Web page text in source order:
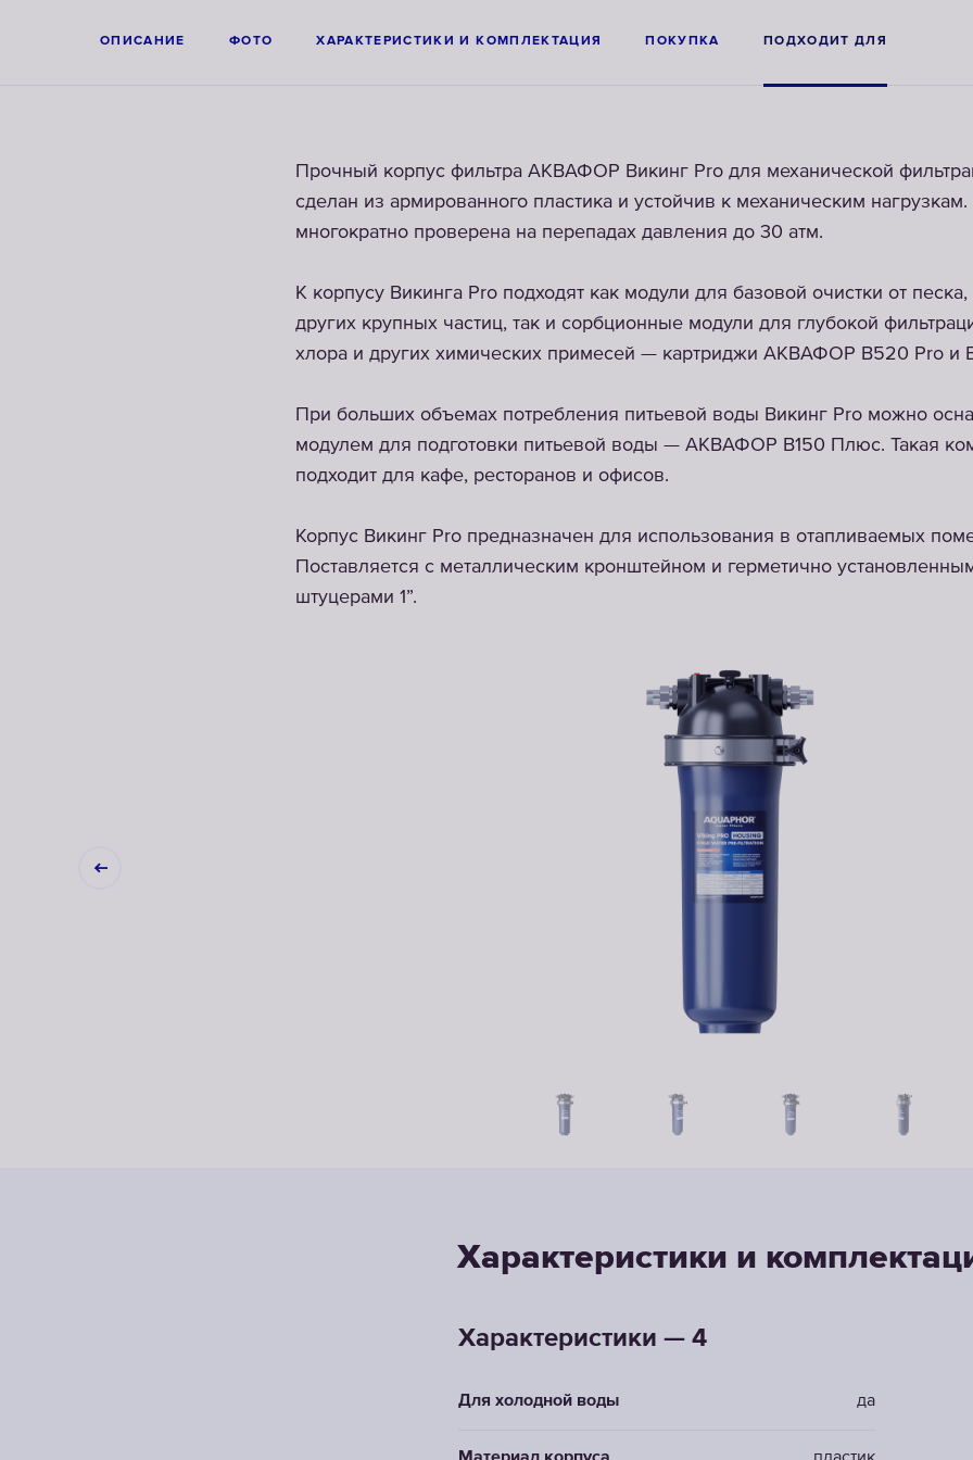
ОПИСАНИЕ ФОТО ХАРАКТЕРИСТИКИ И КОМПЛЕКТАЦИЯ ПОКУПКА ПОДХОДИТ ДЛЯ
Прочный корпус фильтра АКВАФОР Викинг Pro для механической
сделан из армированного пластика и устойчив к механическим
многократно проверена на перепадах давления до 30 атм.
К корпусу Викинга Pro подходят как модули для базовой очистки от
других крупных частиц, так и сорбционные модули для глубокой
хлора и других химических примесей — картриджи АКВАФОР B520 Pro и
При больших объемах потребления питьевой воды Викинг Pro можно
модулем для подготовки питьевой воды — АКВАФОР B150 Плюс. Такая
подходит для кафе, ресторанов и офисов.
Корпус Викинг Pro предназначен для использования в отапливаемых
Поставляется с металлическим кронштейном и герметично
штуцерами 1”.
Характеристики и
Характеристики — 4
Для холодной воды да